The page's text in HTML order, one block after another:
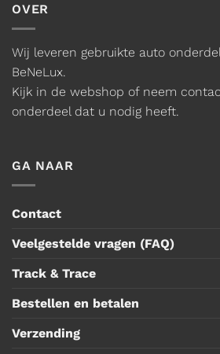
OVER
Wij leveren gebruikte auto
BeNeLux.
Kijk in de webshop of neem
onderdeel dat u nodig heeft.
GA NAAR
Contact
Veelgestelde vragen (FAQ)
Track & Trace
Bestellen en betalen
Verzending